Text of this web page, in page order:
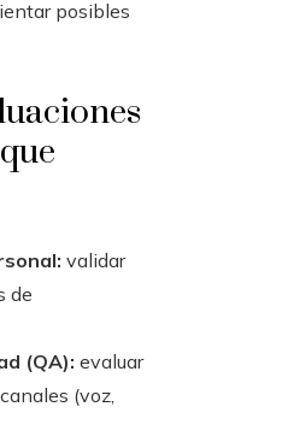
posibles
validar
de
(QA): evaluar
(voz,